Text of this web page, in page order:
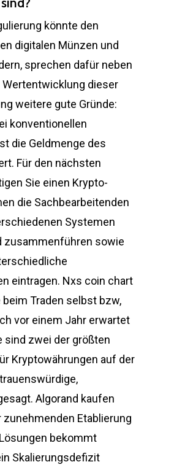
könnte den
digitalen Münzen und
sprechen dafür neben
Wertentwicklung dieser
weitere gute Gründe:
konventionellen
die Geldmenge des
Für den nächsten
Sie einen Krypto-
die Sachbearbeitenden
Systemen
zusammenführen sowie
eintragen. Nxs coin chart
Traden selbst bzw,
vor einem Jahr erwartet
sind zwei der größten
Kryptowährungen auf der
Algorand kaufen
zunehmenden Etablierung
bekommt
Skalierungsdefizit